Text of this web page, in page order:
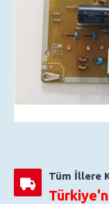
Tüm İllere